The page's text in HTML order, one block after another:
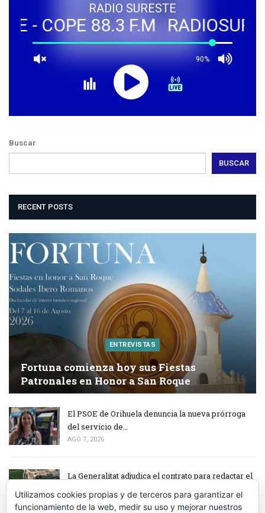
RADIO SURESTE
- COPE 88.3 F.M
90%
Buscar
BUSCAR
RECENT POSTS
ENTREVISTAS
Fortuna comienza hoy sus Fiestas
Patronales en Honor a San Roque
El PSOE de Orihuela denuncia la nueva prórroga
del servicio de…
AGO 7, 2026
La Generalitat adjudica el contrato para redactar el
proyecto de…
AGO 7, 2026
Utilizamos cookies propias y de terceros para garantizar el
funcionamiento de la web, medir su uso y mejorar nuestros